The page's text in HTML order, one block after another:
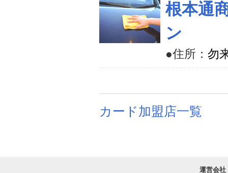
根本通
ン
●住所： 勿
カード加盟店一覧
運営会